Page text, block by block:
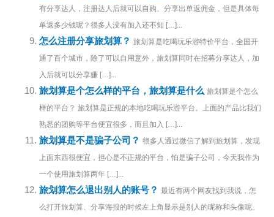
有分享达人，注册达人后就可以自购、分享出单返佣金，但是具体每
单返多少钱呢？很多人没有加入还不知 […]...
怎么注册分享旅划算？ 旅划算是吃喝玩乐游特价平台，全国开
通了百个城市，除了可以自用意外，旅划算同时在招募分享达人，加
入后就可以分享赚 […]...
旅划算是个怎么样的平台，旅划算是什么 旅划算是个怎么
样的平台？ 旅划算是正规的本地吃喝玩乐游平台。上面的产品比我们
熟悉的团购等平台便宜很多，而且加入 […]...
旅划算是不是骗子公司？ 很多人通过微信了解到旅划算，发现
上面东西很便宜，担心是不正规的平台，怕是骗子公司，今天我作为
一个使用旅划算两年 […]...
旅划算怎么退出别人的账号？ 最近有两个网友找到我说，怎
么打开旅划算、分享海报的时候左上角显示是别人的昵称和头像呢。